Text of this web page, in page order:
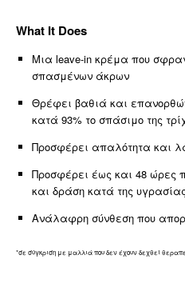
What It Does
Μια leave-in κρέμα που
σπασμένων άκρων
Θρέφει βαθιά και
κατά 93% το σπάσιμο της
Προσφέρει απαλότητα και
Προσφέρει έως και 48 ώρες
και δράση κατά της υγρασίας
Ανάλαφρη σύνθεση που
*σε σύγκριση με μαλλιά που δεν έχουν δεχθεί